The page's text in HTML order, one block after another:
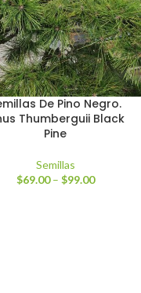
De Pino Negro.
Thumberguii Black
Pine
Semillas
$69.00 – $99.00